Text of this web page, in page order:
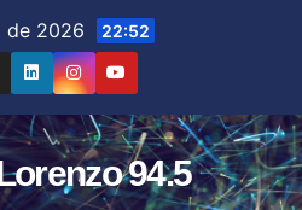
de 2026 22:52
94.5